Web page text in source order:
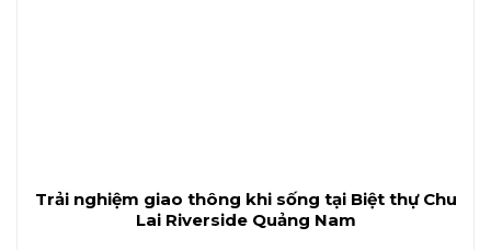
Trải nghiệm giao thông khi sống tại Biệt thự Chu
Lai Riverside Quảng Nam